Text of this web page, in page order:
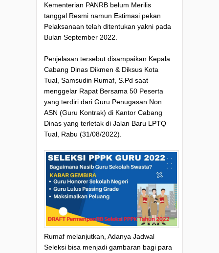
Kementerian PANRB belum Merilis
tanggal Resmi namun Estimasi pekan
Pelaksanaan telah ditentukan yakni pada
Bulan September 2022.
Penjelasan tersebut disampaikan Kepala
Cabang Dinas Dikmen & Diksus Kota
Tual, Samsudin Rumaf, S.Pd saat
menggelar Rapat Bersama 50 Peserta
yang terdiri dari Guru Penugasan Non
ASN (Guru Kontrak) di Kantor Cabang
Dinas yang terletak di Jalan Baru LPTQ
Tual, Rabu (31/08/2022).
Rumaf melanjutkan, Adanya Jadwal
Seleksi bisa menjadi gambaran bagi para